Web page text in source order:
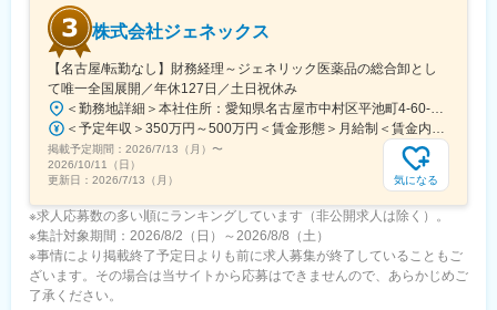
て、柔軟にシフト作成します。
【キャリアステップ】
当社は成長途上のため、意欲的に頑張る方にはチャンスが多い会
社です。そのため、早期昇給・昇格が可能です。スタッフ→店長
→エリア長と、キャリアアップを目指せます。
株式会社ジェネックス
【名古屋/転勤なし】財務経理～ジェネリック医薬品の総合卸とし
て唯一全国展開／年休127日／土日祝休み
＜勤務地詳細＞本社住所：愛知県名古屋市中村区平池町4-60-12 グローバルゲート27F受動喫煙対策：敷地内喫煙可能場所あり変更の範囲：無
＜予定年収＞350万円～500万円＜賃金形態＞月給制＜賃金内訳＞月額（基本給）：250,000円～357,000円＜月給＞250,000円～357,000円＜昇給有無＞有＜残業手当＞有＜給与補足＞昇給：年１回（３月）賞与：年２回（6月、12月）※経験、スキルに応じて相談のうえ決定いたします※残業手当は別途支給30歳年収：350万円／月給25万円+賞与35歳年収：400万円／月給28.5万円+賞与賃金はあくまでも目安の金額であり、選考を通じて上下する可能性があります。月給(月額)は固定手当を含めた表記です。
掲載予定期間： 2026/7/13（月） 〜
2026/10/11（日）
更新日： 2026/7/13（月） 気になる
※求人応募数の多い順にランキングしています（非公開求人は除く）。
※集計対象期間：2026/8/2（日）～2026/8/8（土）
※事情により掲載終了予定日よりも前に求人募集が終了していることもご
ざいます。その場合は当サイトから応募はできませんので、あらかじめご
了承ください。